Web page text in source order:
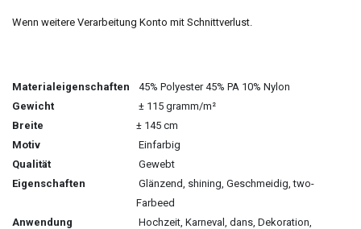
Wenn weitere Verarbeitung Konto mit Schnittverlust.
Materialeigenschaften
45% Polyester 45% PA 10% Nylon
Gewicht
± 115 gramm/m²
Breite
± 145 cm
Motiv
Einfarbig
Qualität
Gewebt
Eigenschaften
Glänzend, shining, Geschmeidig, two-
Farbeed
Anwendung
Hochzeit, Karneval, dans, Dekoration,